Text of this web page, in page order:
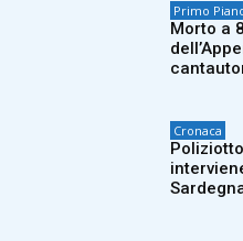
Primo
Morto a
Cronaca